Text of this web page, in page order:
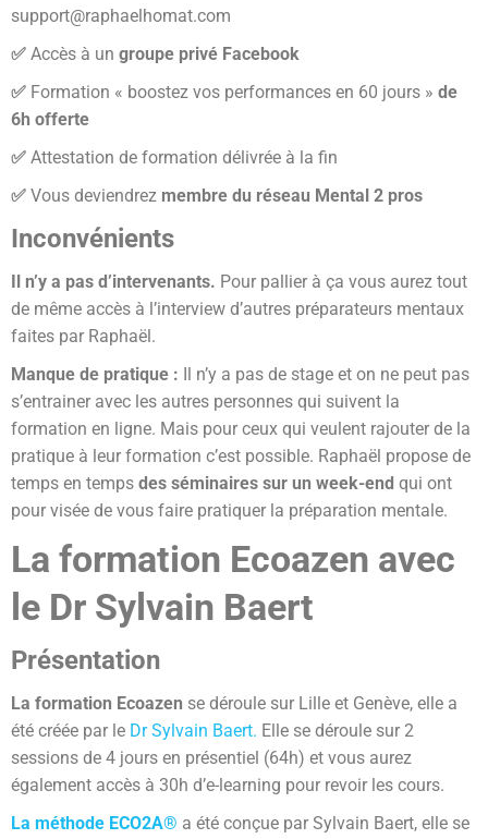
support@raphaelhomat.com
✅ Accès à un groupe privé Facebook
✅ Formation « boostez vos performances en 60 jours » de
6h offerte
✅ Attestation de formation délivrée à la fin
✅ Vous deviendrez membre du réseau Mental 2 pros
Inconvénients
Il n’y a pas d’intervenants. Pour pallier à ça vous aurez tout
de même accès à l’interview d’autres préparateurs mentaux
faites par Raphaël.
Manque de pratique : Il n’y a pas de stage et on ne peut pas
s’entrainer avec les autres personnes qui suivent la
formation en ligne. Mais pour ceux qui veulent rajouter de la
pratique à leur formation c’est possible. Raphaël propose de
temps en temps des séminaires sur un week-end qui ont
pour visée de vous faire pratiquer la préparation mentale.
La formation Ecoazen avec
le Dr Sylvain Baert
Présentation
La formation Ecoazen se déroule sur Lille et Genève, elle a
été créée par le Dr Sylvain Baert. Elle se déroule sur 2
sessions de 4 jours en présentiel (64h) et vous aurez
également accès à 30h d’e-learning pour revoir les cours.
La méthode ECO2A® a été conçue par Sylvain Baert, elle se